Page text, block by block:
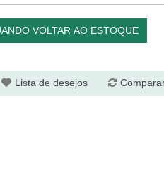
VOLTAR AO ESTOQUE
Lista de desejos